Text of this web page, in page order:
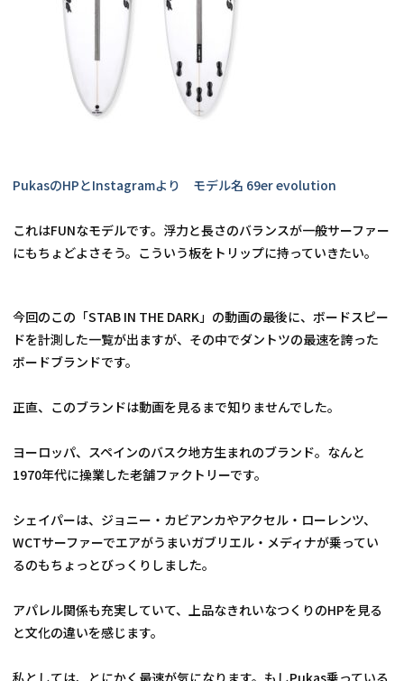
PukasのHPとInstagramより　モデル名 69er evolution
これはFUNなモデルです。浮力と長さのバランスが一般サーファー
にもちょどよさそう。こういう板をトリップに持っていきたい。
今回のこの「STAB IN THE DARK」の動画の最後に、ボードスピー
ドを計測した一覧が出ますが、その中でダントツの最速を誇った
ボードブランドです。
正直、このブランドは動画を見るまで知りませんでした。
ヨーロッパ、スペインのバスク地方生まれのブランド。なんと
1970年代に操業した老舗ファクトリーです。
シェイパーは、ジョニー・カビアンカやアクセル・ローレンツ、
WCTサーファーでエアがうまいガブリエル・メディナが乗ってい
るのもちょっとびっくりしました。
アパレル関係も充実していて、上品なきれいなつくりのHPを見る
と文化の違いを感じます。
私としては、とにかく最速が気になります。もしPukas乗っている